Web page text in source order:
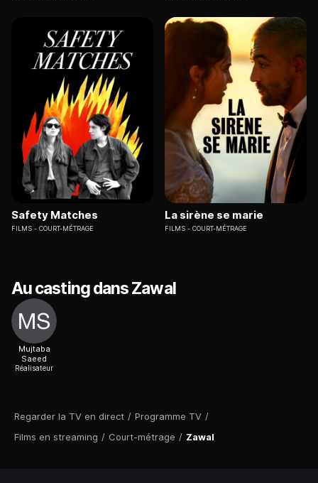
Regarder la TV en direct / Programme TV /
Films en streaming / Court-métrage / Zawal
Safety Matches
FILMS COURT-MÉTRAGE
La sirène se marie
FILMS COURT-MÉTRAGE
Au casting dans Zawal
Mujtaba
Saeed
Réalisateur